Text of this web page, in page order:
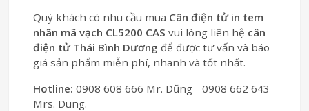
Quý khách có nhu cầu mua Cân điện tử in tem
nhãn mã vạch CL5200 CASvui lòng liên hệ cân
điện tử Thái Bình Dương để được tư vấn và báo
giá sản phẩm miễn phí, nhanh và tốt nhất.
Hotline: 0908 608 666 Mr. Dũng - 0908 662 643
Mrs. Dung.